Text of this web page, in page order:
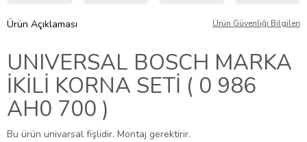
Ürün Açıklaması Ürün Güvenliği Bilgileri
UNIVERSAL BOSCH MARKA
İKİLİ KORNA SETİ ( 0 986
AH0 700 )
Bu ürün univarsal fişlidir. Montaj gerektirir.